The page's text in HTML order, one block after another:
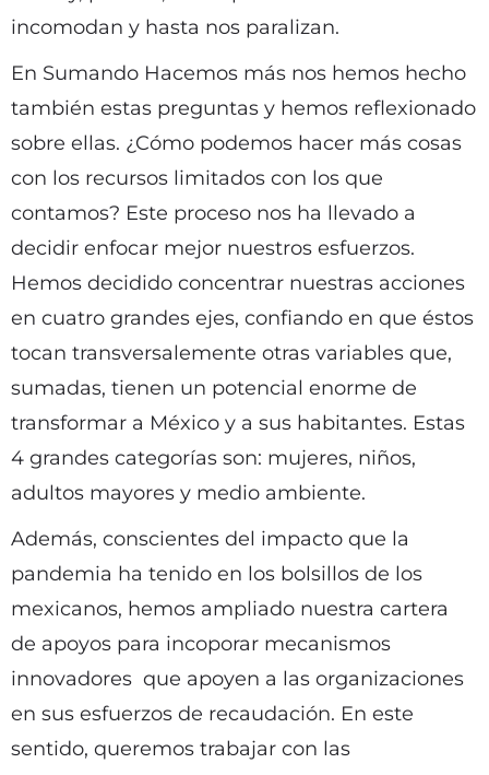
incomodan y hasta nos paralizan.
En Sumando Hacemos más nos hemos hecho
también estas preguntas y hemos reflexionado
sobre ellas. ¿Cómo podemos hacer más cosas
con los recursos limitados con los que
contamos? Este proceso nos ha llevado a
decidir enfocar mejor nuestros esfuerzos.
Hemos decidido concentrar nuestras acciones
en cuatro grandes ejes, confiando en que éstos
tocan transversalemente otras variables que,
sumadas, tienen un potencial enorme de
transformar a México y a sus habitantes. Estas
4 grandes categorías son: mujeres, niños,
adultos mayores y medio ambiente.
Además, conscientes del impacto que la
pandemia ha tenido en los bolsillos de los
mexicanos, hemos ampliado nuestra cartera
de apoyos para incoporar mecanismos
innovadores que apoyen a las organizaciones
en sus esfuerzos de recaudación. En este
sentido, queremos trabajar con las